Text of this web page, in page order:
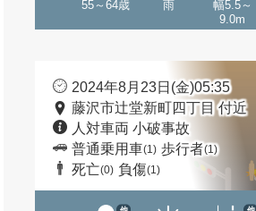
55～64歳 雨
幅5.5～
9.0m
2024年8月23日(金)05:35
藤沢市辻堂新町四丁目 付近
人対車両 小破事故
普通乗用車(1) 歩行者(1)
死亡(0) 負傷(1)